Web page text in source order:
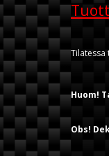
Tilatessa
Huom!
Obs!